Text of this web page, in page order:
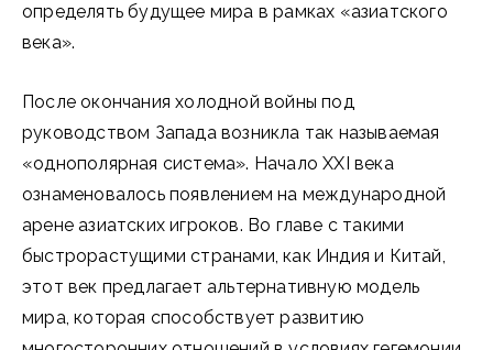
определять будущее мира в рамках «азиатского
века».
После окончания холодной войны под
руководством Запада возникла так называемая
«однополярная система». Начало XXI века
ознаменовалось появлением на международной
арене азиатских игроков. Во главе с такими
быстрорастущими странами, как Индия и Китай,
этот век предлагает альтернативную модель
мира, которая способствует развитию